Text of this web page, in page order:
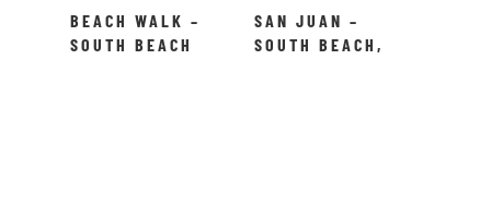
BEACH WALK –
SOUTH BEACH
SAN JUAN –
SOUTH BEACH,